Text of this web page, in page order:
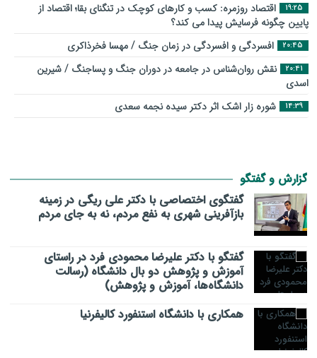
19:25
اقتصاد روزمره: کسب‌ و کارهای کوچک در تنگنای بقا؛ اقتصاد از
پایین چگونه فرسایش پیدا می کند؟
20:45 افسردگی و افسردگی در زمان جنگ / مهسا فخرذاکری
20:41
نقش روان‌شناس در جامعه در دوران جنگ و پساجنگ / شیرین
اسدی
14:39 شوره زار اشک اثر دکتر سیده نجمه سعدی
گزارش و گفتگو
گفتگوی اختصاصی با دکتر علی ریگی در زمینه
بازآفرینی شهری به نفع مردم، نه به جای مردم
گفتگو با دکتر علیرضا محمودی فرد در راستای
آموزش و پژوهش دو بال دانشگاه (رسالت
دانشگاه‌ها، آموزش و پژوهش)
همکاری با دانشگاه استنفورد کالیفرنیا